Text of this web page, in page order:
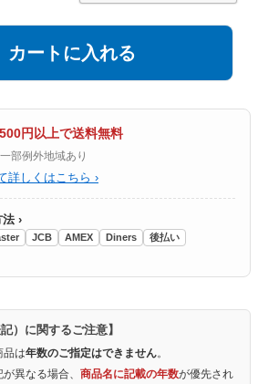
カートに入れる
円以上で送料無料
部例外地域あり
詳しくはこちら ›
›
JCB AMEX Diners
後払い
）に関するご注意】
品は年数のご指定はできません。
異なる場合、 商品名に記載の年数が優先され